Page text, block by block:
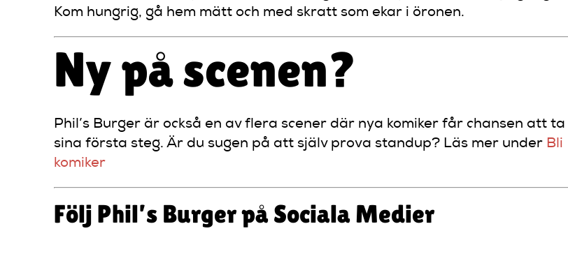
Kom hungrig, gå hem mätt och med skratt som ekar i öronen.
Ny på scenen?
Phil’s Burger är också en av flera scener där nya komiker får chansen att ta
sina första steg. Är du sugen på att själv prova standup? Läs mer under Bli
komiker
Följ Phil’s Burger på Sociala Medier